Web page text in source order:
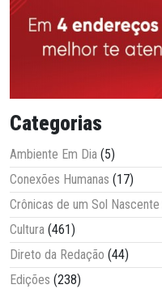
Categorias
Ambiente Em Dia (5)
Conexões Humanas (17)
Crônicas de um Sol Nascente
Cultura (461)
Direto da Redação (44)
Edições (238)